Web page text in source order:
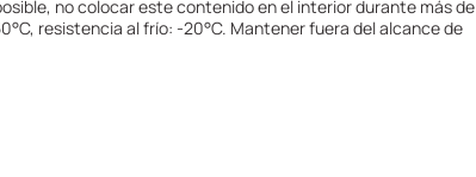
no colocar este contenido en el interior durante más de
resistencia al frío: -20°C. Mantener fuera del alcance de